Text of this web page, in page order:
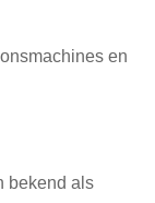
en
bekend als